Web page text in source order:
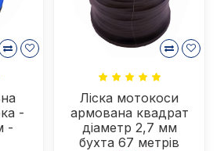
-
-
Ліска мотокоси
армована квадрат
діаметр 2,7 мм
бухта 67 метрів